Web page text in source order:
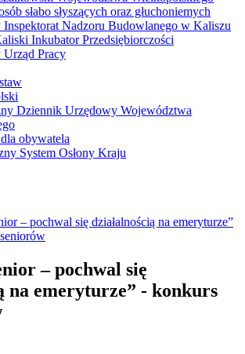
– pochwal się działalnością na emeryturze”
– pochwal się
na emeryturze” - konkurs